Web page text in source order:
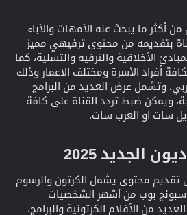
من أكثر ما يبحث عنه الآمهات والآباء
بتقديمه من محتوى ترفيهي مميز
الأخلاقية والترفيه والتسلية، كما
أفراد الأسرة ومختلف الاعمار وذلك
وتشمل عرض العديد من البرامج
ويمكن ضبط تردد القناة على كافة
سات او العرب سات.
الجديد 2025​
تقديم محتوى يشمل الكرتون والرسوم
سبونج بوب من أشهر الشخصيات
من الأفلام الكرتونية والبرامج،